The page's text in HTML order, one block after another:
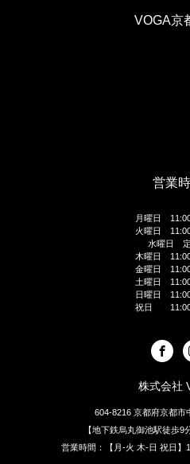
VOGA京
営業
月曜日
火曜日
水曜日
木曜日
金曜日
土曜日
日曜日
祝日 11:00
株式会社
604-8216 京都府京都市
【地下鉄烏丸御池駅徒歩
営業時間：【月-火 木-日 祝日】